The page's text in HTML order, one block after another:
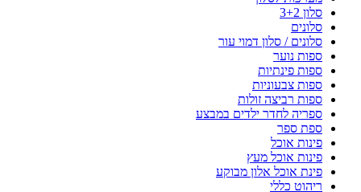
סלון 3+2
סלונים
סלונים / סלון דמוי עור
ספות נוער
ספות פינתיות
ספות צבעוניות
ספות רביצה זולות
ספריה לחדר ילדים במבצע
ספת ספר
פינות אוכל
פינות אוכל מעץ
פינת אוכל אלון מבוקע
ריהוט כללי